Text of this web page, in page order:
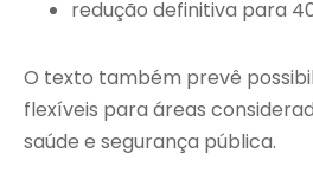
redução definitiva para
O texto também prevê
flexíveis para áreas
saúde e segurança pública.